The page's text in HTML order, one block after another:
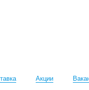
Акции